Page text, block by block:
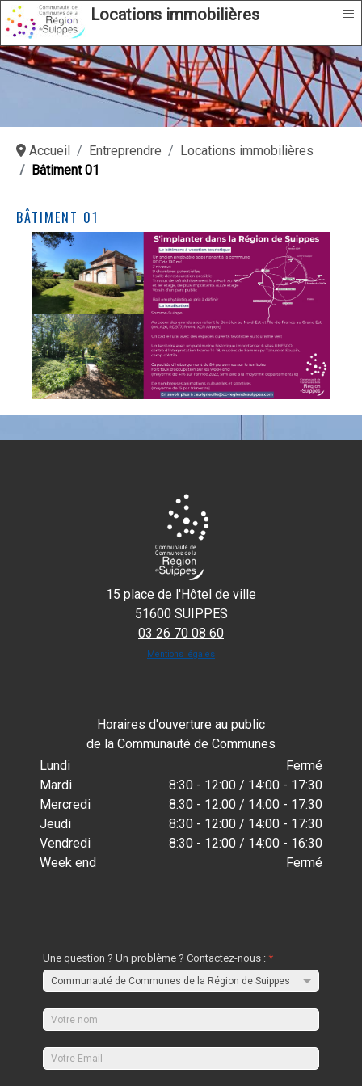
Locations immobilières ≡
Accueil Entreprendre
Locations immobilières
Bâtiment 01
BÂTIMENT 01
15 place de l'Hôtel de ville
51600 SUIPPES
03 26 70 08 60
Mentions légales
Horaires d'ouverture au public
de la Communauté de Communes
Lundi
Fermé
Mardi
8:30 - 12:00 / 14:00 - 17:30
Mercredi
8:30 - 12:00 / 14:00 - 17:30
Jeudi
8:30 - 12:00 / 14:00 - 17:30
Vendredi
8:30 - 12:00 / 14:00 - 16:30
Week end
Fermé
Une question ? Un problème ? Contactez-nous :*